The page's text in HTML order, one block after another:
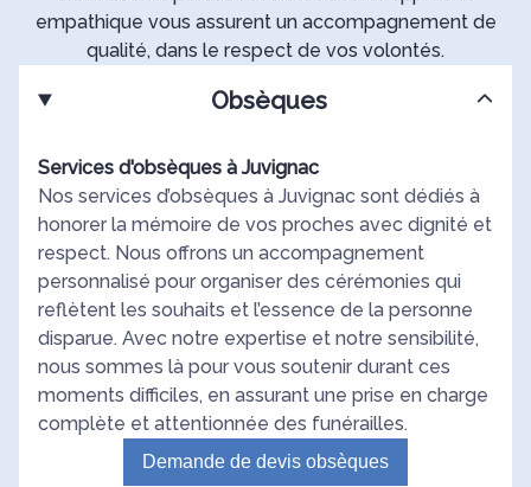
empathique vous assurent un accompagnement de
qualité, dans le respect de vos volontés.
Obsèques
Services d'obsèques à Juvignac
Nos services d’obsèques à Juvignac sont dédiés à
honorer la mémoire de vos proches avec dignité et
respect. Nous offrons un accompagnement
personnalisé pour organiser des cérémonies qui
reflètent les souhaits et l’essence de la personne
disparue. Avec notre expertise et notre sensibilité,
nous sommes là pour vous soutenir durant ces
moments difficiles, en assurant une prise en charge
complète et attentionnée des funérailles.
Demande de devis obsèques